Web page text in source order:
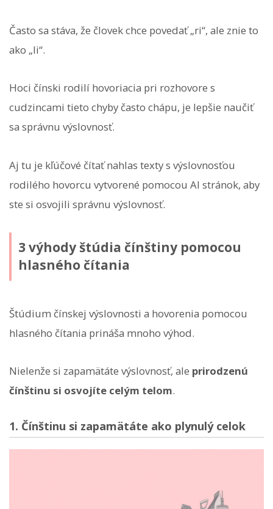
Často sa stáva, že človek chce povedať „ri“, ale znie to
ako „li“.
Hoci čínski rodilí hovoriacia pri rozhovore s
cudzincami tieto chyby často chápu, je lepšie naučiť
sa správnu výslovnosť.
Aj tu je kľúčové čítať nahlas texty s výslovnosťou
rodilého hovorcu vytvorené pomocou AI stránok, aby
ste si osvojili správnu výslovnosť.
3 výhody štúdia čínštiny pomocou
hlasného čítania
Štúdium čínskej výslovnosti a hovorenia pomocou
hlasného čítania prináša mnoho výhod.
Nielenže si zapamätáte výslovnosť, ale prirodzenú
čínštinu si osvojíte celým telom.
1. Čínštinu si zapamätáte ako plynulý celok